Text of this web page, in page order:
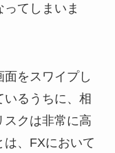
てしまいま
をスワイプし
るうちに、相
スクは非常に高
は、FXにおいて